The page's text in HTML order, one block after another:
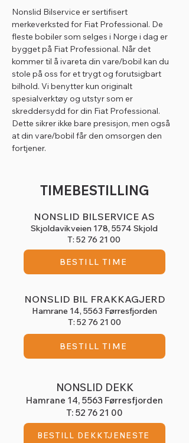
Nonslid Bilservice er sertifisert
merkeverksted for Fiat Professional. De
fleste bobiler som selges i Norge i dag er
bygget på Fiat Professional. Når det
kommer til å ivareta din vare/bobil kan du
stole på oss for et trygt og forutsigbart
bilhold. Vi benytter kun originalt
spesialverktøy og utstyr som er
skreddersydd for din Fiat Professional.
Dette sikrer ikke bare presisjon, men også
at din vare/bobil får den omsorgen den
fortjener.
TIMEBESTILLING
NONSLID BILSERVICE AS
Skjoldavikveien 178, 5574 Skjold
T: 52 76 21 00
BESTILL TIME
NONSLID BIL FRAKKAGJERD
Hamrane 14, 5563 Førresfjorden
T: 52 76 21 00
BESTILL TIME
NONSLID DEKK
Hamrane 14, 5563 Førresfjorden
T: 52 76 21 00
BESTILL DEKKTJENESTE